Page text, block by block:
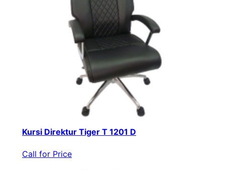
Kursi Direktur Tiger T 1201 D
Call for Price